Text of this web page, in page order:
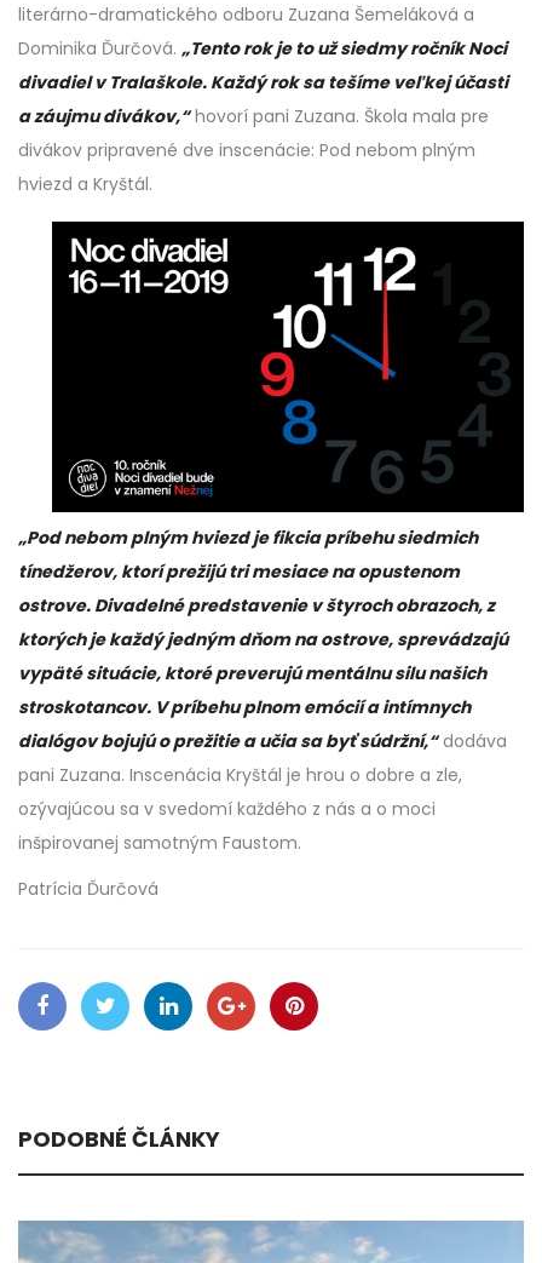
literárno-dramatického odboru Zuzana Šemeláková a
Dominika Ďurčová. „Tento rok je to už siedmy ročník Noci
divadiel v Tralaškole. Každý rok sa tešíme veľkej účasti
a záujmu divákov,“hovorí pani Zuzana. Škola mala pre
divákov pripravené dve inscenácie: Pod nebom plným
hviezd a Kryštál.
„Pod nebom plným hviezd je fikcia príbehu siedmich
tínedžerov, ktorí prežijú tri mesiace na opustenom
ostrove. Divadelné predstavenie v štyroch obrazoch, z
ktorých je každý jedným dňom na ostrove, sprevádzajú
vypäté situácie, ktoré preverujú mentálnu silu našich
stroskotancov. V príbehu plnom emócií a intímnych
dialógov bojujú o prežitie a učia sa byť súdržní,“dodáva
pani Zuzana. Inscenácia Kryštál je hrou o dobre a zle,
ozývajúcou sa v svedomí každého z nás a o moci
inšpirovanej samotným Faustom.
Patrícia Ďurčová
PODOBNÉ ČLÁNKY